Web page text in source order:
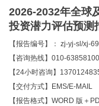
2026-2032年全球
投资潜力评估预测
【报告编号】： zj-yj-sl/xj-
【咨询热线】010-
【24小时咨询】
【交付方式】EMS/E-MAIL
【报告格式】WORD 版＋